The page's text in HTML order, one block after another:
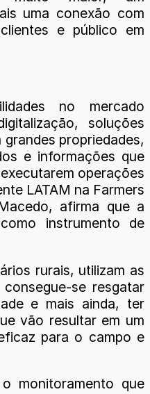
uma conexão com
e público em
no mercado
soluções
propriedades,
e informações que
operações
LATAM na Farmers
afirma que a
instrumento de
rurais, utilizam as
se resgatar
e mais ainda, ter
vão resultar em um
para o campo e
monitoramento que